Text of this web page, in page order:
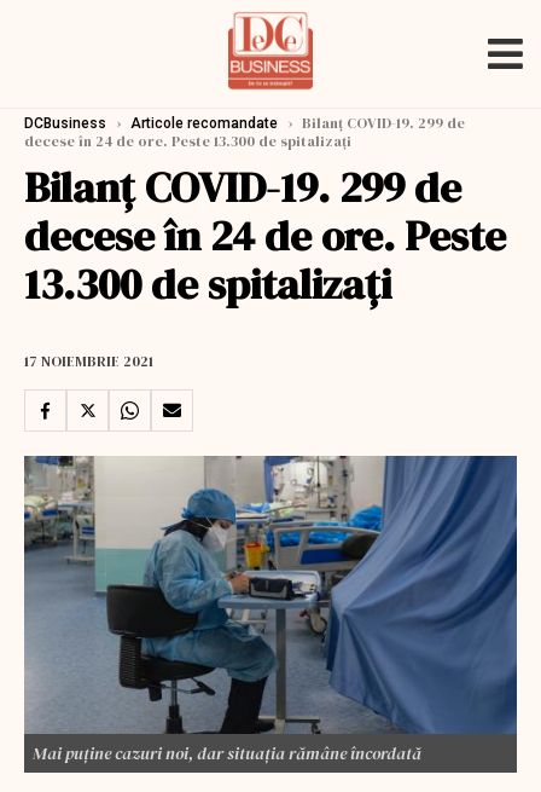
DCBusiness › Articole recomandate › Bilanț COVID-19. 299 de
decese în 24 de ore. Peste 13.300 de spitalizați
Bilanț COVID-19. 299 de
decese în 24 de ore. Peste
13.300 de spitalizați
17 NOIEMBRIE 2021
Mai puține cazuri noi, dar situația rămâne încordată